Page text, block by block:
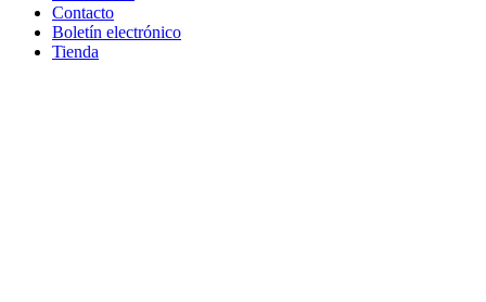
Contacto
Boletín electrónico
Tienda